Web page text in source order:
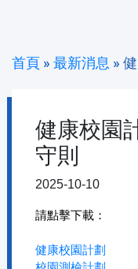
首頁 » 最新消息 »
健康校園
守則
2025-10-10
請點擊下載：
健康校園計劃